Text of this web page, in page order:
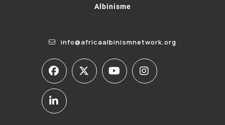
Albinisme
info@africaalbinismnetwork.org